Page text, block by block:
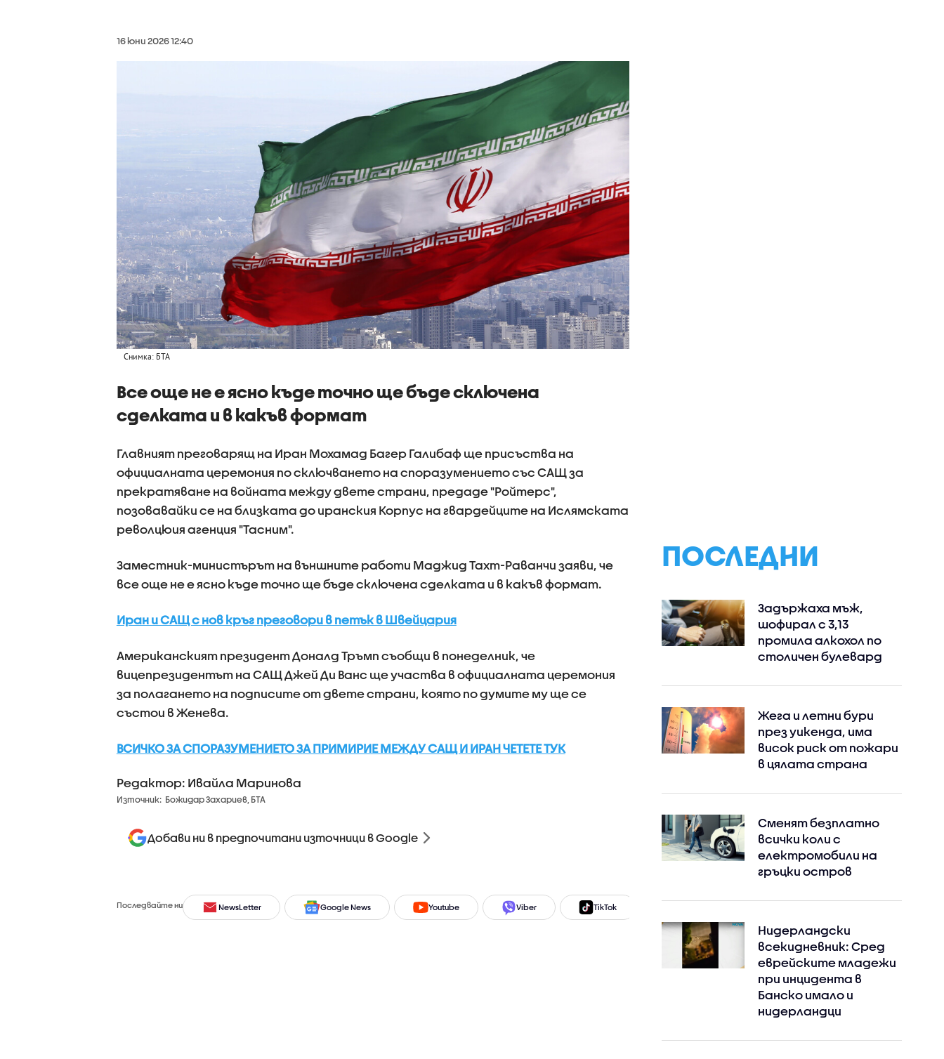
16 юни 2026 12:40
Снимка: БТА
Все още не е ясно къде точно ще бъде сключена
сделката и в какъв формат
Главният преговарящ на Иран Мохамад Багер Галибаф ще присъства на
официалната церемония по сключването на споразумението със САЩ за
прекратяване на войната между двете страни, предаде "Ройтерс",
позовавайки се на близката до иранския Корпус на гвардейците на Ислямската
револцюия агенция "Тасним".
Заместник-министърът на външните работи Маджид Тахт-Раванчи заяви, че
все още не е ясно къде точно ще бъде сключена сделката и в какъв формат.
Иран и САЩ с нов кръг преговори в петък в Швейцария
Американският президент Доналд Тръмп съобщи в понеделник, че
вицепрезидентът на САЩ Джей Ди Ванс ще участва в официалната церемония
за полагането на подписите от двете страни, която по думите му ще се
състои в Женева.
ВСИЧКО ЗА СПОРАЗУМЕНИЕТО ЗА ПРИМИРИЕ МЕЖДУ САЩ И ИРАН ЧЕТЕТЕ ТУК
Редактор: Ивайла Маринова
Източник: Божидар Захариев, БТА
Добави ни в предпочитани източници в Google
Последвайте ни NewsLetter Google News Youtube Viber TikTok
ПОСЛЕДНИ
Задържаха мъж,
шофирал с 3,13
промила алкохол по
столичен булевард
Жега и летни бури
през уикенда, има
висок риск от пожари
в цялата страна
Сменят безплатно
всички коли с
електромобили на
гръцки остров
Нидерландски
всекидневник: Сред
еврейските младежи
при инцидента в
Банско имало и
нидерландци